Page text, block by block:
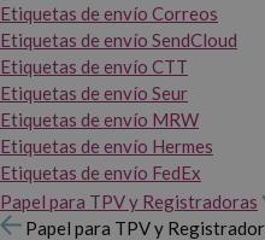
Etiquetas de envío Correos
Etiquetas de envío SendCloud
Etiquetas de envío CTT
Etiquetas de envío Seur
Etiquetas de envío MRW
Etiquetas de envío Hermes
Etiquetas de envío FedEx
Papel para TPV y Registradoras
Papel para TPV y